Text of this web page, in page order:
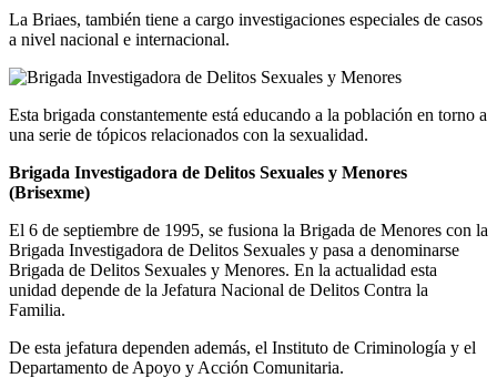
La Briaes, también tiene a cargo investigaciones especiales de casos
a nivel nacional e internacional.
Esta brigada constantemente está educando a la población en torno a
una serie de tópicos relacionados con la sexualidad.
Brigada Investigadora de Delitos Sexuales y Menores
(Brisexme)
El 6 de septiembre de 1995, se fusiona la Brigada de Menores con la
Brigada Investigadora de Delitos Sexuales y pasa a denominarse
Brigada de Delitos Sexuales y Menores. En la actualidad esta
unidad depende de la Jefatura Nacional de Delitos Contra la
Familia.
De esta jefatura dependen además, el Instituto de Criminología y el
Departamento de Apoyo y Acción Comunitaria.